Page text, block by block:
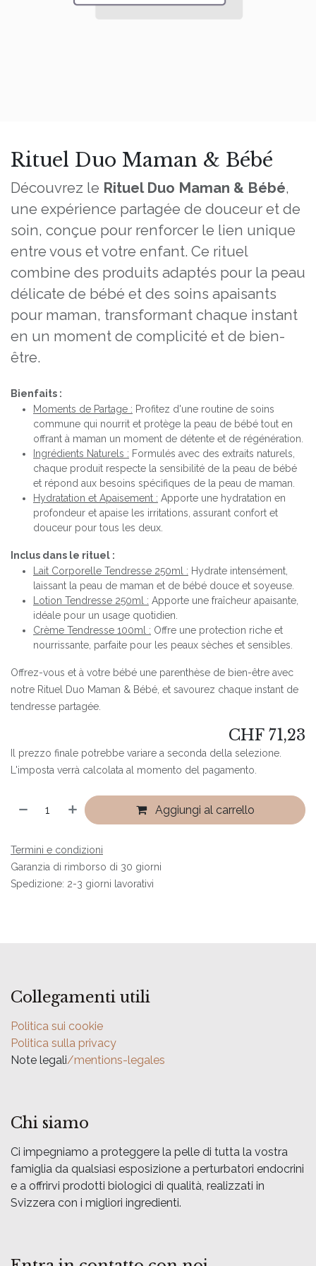
Rituel Duo Maman & Bébé
Découvrez le Rituel Duo Maman & Bébé,
une expérience partagée de douceur et de
soin, conçue pour renforcer le lien unique
entre vous et votre enfant. Ce rituel
combine des produits adaptés pour la peau
délicate de bébé et des soins apaisants
pour maman, transformant chaque instant
en un moment de complicité et de bien-
être.
Bienfaits :
Moments de Partage : Profitez d'une routine de soins
commune qui nourrit et protège la peau de bébé tout en
offrant à maman un moment de détente et de régénération.
Ingrédients Naturels : Formulés avec des extraits naturels,
chaque produit respecte la sensibilité de la peau de bébé
et répond aux besoins spécifiques de la peau de maman.
Hydratation et Apaisement : Apporte une hydratation en
profondeur et apaise les irritations, assurant confort et
douceur pour tous les deux.
Inclus dans le rituel :
Lait Corporelle Tendresse 250ml : Hydrate intensément,
laissant la peau de maman et de bébé douce et soyeuse.
Lotion Tendresse 250ml : Apporte une fraîcheur apaisante,
idéale pour un usage quotidien.
Crème Tendresse 100ml : Offre une protection riche et
nourrissante, parfaite pour les peaux sèches et sensibles.
Offrez-vous et à votre bébé une parenthèse de bien-être avec
notre Rituel Duo Maman & Bébé, et savourez chaque instant de
tendresse partagée.
CHF 71,23
Il prezzo finale potrebbe variare a seconda della selezione.
L'imposta verrà calcolata al momento del pagamento.
Aggiungi al carrello
Termini e condizioni
Garanzia di rimborso di 30 giorni
Spedizione: 2-3 giorni lavorativi
Collegamenti utili
Politica sui cookie
Politica sulla privacy
Note legali/mentions-legales
Chi siamo
Ci impegniamo a proteggere la pelle di tutta la vostra
famiglia da qualsiasi esposizione a perturbatori endocrini
e a offrirvi prodotti biologici di qualità, realizzati in
Svizzera con i migliori ingredienti.